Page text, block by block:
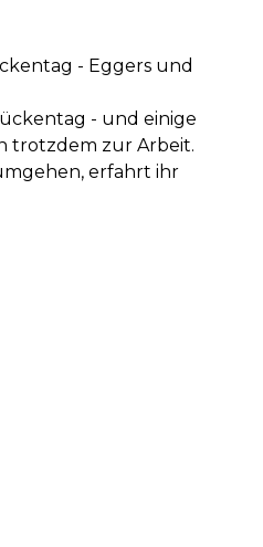
- Eggers und
- und einige
trotzdem zur Arbeit.
erfahrt ihr